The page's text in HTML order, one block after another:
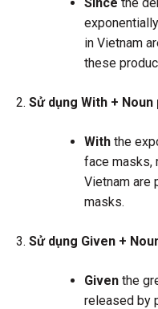
in Vietnam
these
Sử dụng With + Noun
Withthe
face masks,
Vietnam are
masks.
Sử dụng Given +
Giventhe
released by